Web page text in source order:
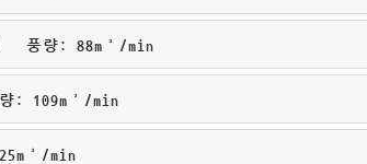
풍량: 88m³/min
: 109m³/min
min